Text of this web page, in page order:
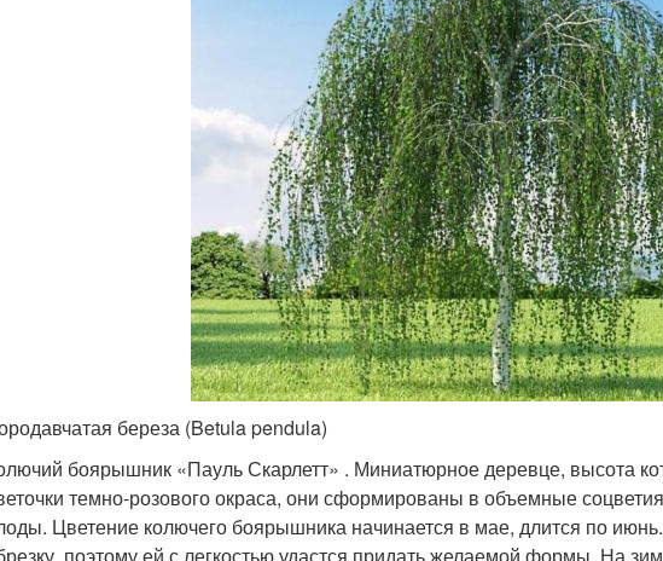
береза (Betula pendula)
боярышник «Пауль Скарлетт» . Миниатюрное деревце, высота
темно-розового окраса, они сформированы в объемные
Цветение колючего боярышника начинается в мае, длится по